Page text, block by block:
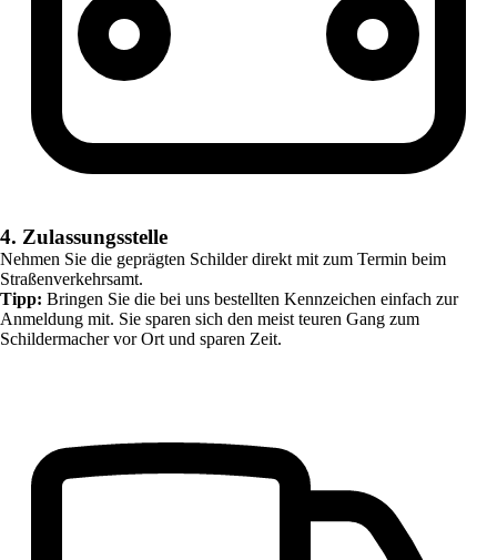
4. Zulassungsstelle
Nehmen Sie die geprägten Schilder direkt mit zum Termin beim
Straßenverkehrsamt.
Tipp: Bringen Sie die bei uns bestellten Kennzeichen einfach zur
Anmeldung mit. Sie sparen sich den meist teuren Gang zum
Schildermacher vor Ort und sparen Zeit.